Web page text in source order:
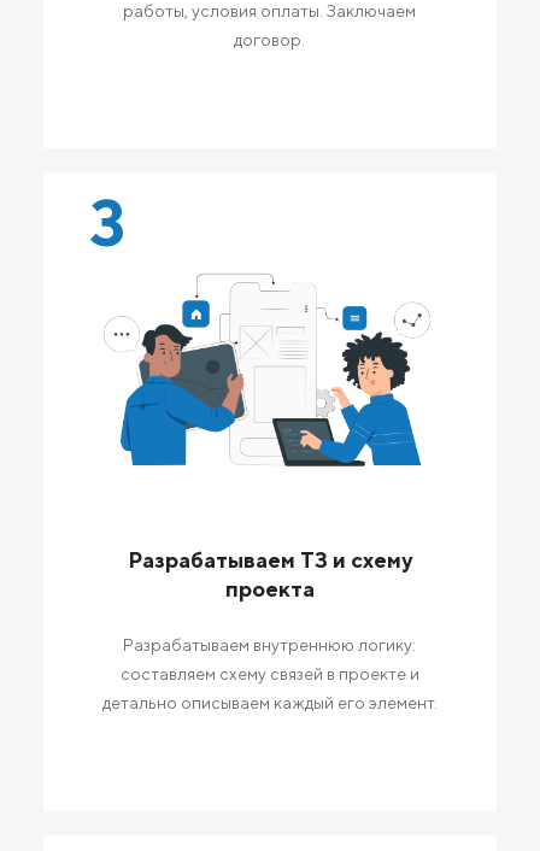
работы, условия оплаты. Заключаем
договор.
3
Разрабатываем ТЗ и схему
проекта
Разрабатываем внутреннюю логику:
составляем схему связей в проекте и
детально описываем каждый его элемент.